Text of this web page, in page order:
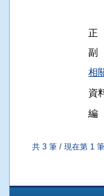
正
相
資
編
共 3 筆 / 現在第 1 筆